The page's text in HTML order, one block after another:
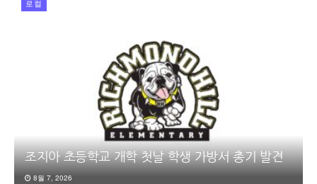
로컬
조지아 초등학교 개학 첫날 학생 가방서 총기 발견
8월 7, 2026